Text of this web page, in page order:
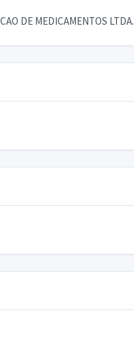
DE MEDICAMENTOS LTDA.